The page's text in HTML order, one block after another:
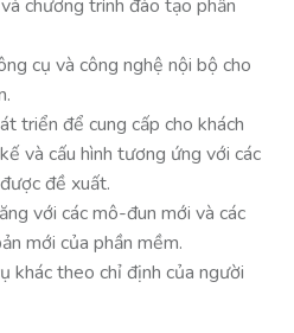
chương trình đào tạo phần
cụ và công nghệ nội bộ cho
triển để cung cấp cho khách
và cấu hình tương ứng với các
đề xuất.
với các mô-đun mới và các
mới của phần mềm.
khác theo chỉ định của người